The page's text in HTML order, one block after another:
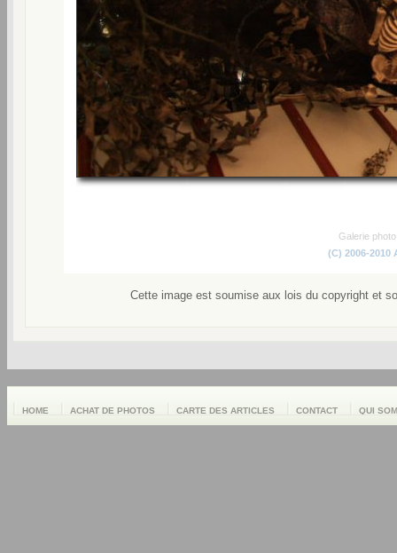
Galerie
(C) 2006-2010
Cette image est soumise aux lois du copyright et
HOME ACHAT DE PHOTOS CARTE DES ARTICLES CONTACT QUI